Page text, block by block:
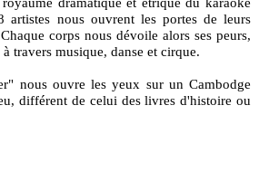
artistes nous ouvrent les portes de leurs
corps nous dévoile alors ses peurs,
travers musique, danse et cirque.
nous ouvre les yeux sur un Cambodge
différent de celui des livres d'histoire ou